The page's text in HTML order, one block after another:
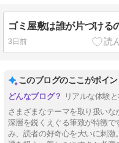
ゴミ屋敷は誰が片づける
3日前
このブログのここがポイン
リアルな体験
さまざまなテーマを取り扱い
深層を鋭くえぐる筆致が特徴
み、読者の好奇心を大いに刺